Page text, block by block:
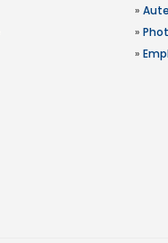
»
»
»